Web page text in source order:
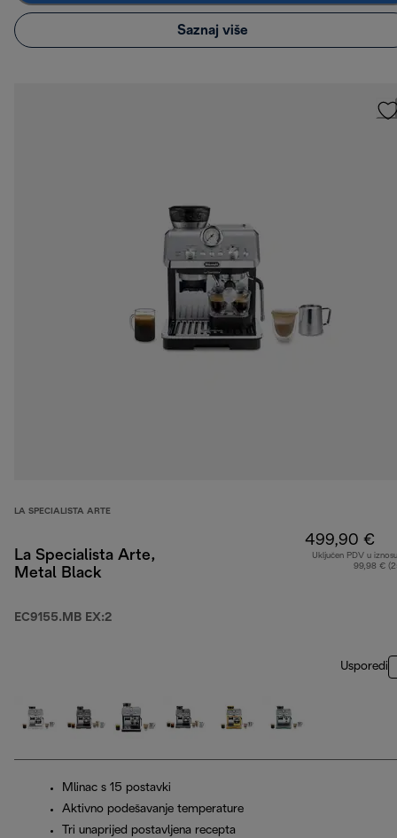
Saznaj više
LA SPECIALISTA ARTE
La Specialista Arte,
Metal Black
EC9155.MB EX:2
499,90 €
Uključen PDV u
99,98 €
Usporedi
Mlinac s 15 postavki
Aktivno podešavanje temperature
Tri unaprijed postavljena recepta